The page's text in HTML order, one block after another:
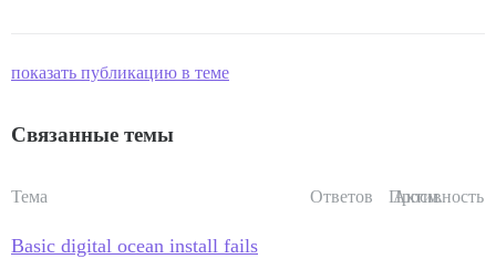
показать публикацию в теме
Связанные темы
Тема Ответов Просм.
Активность
Basic digital ocean install fails